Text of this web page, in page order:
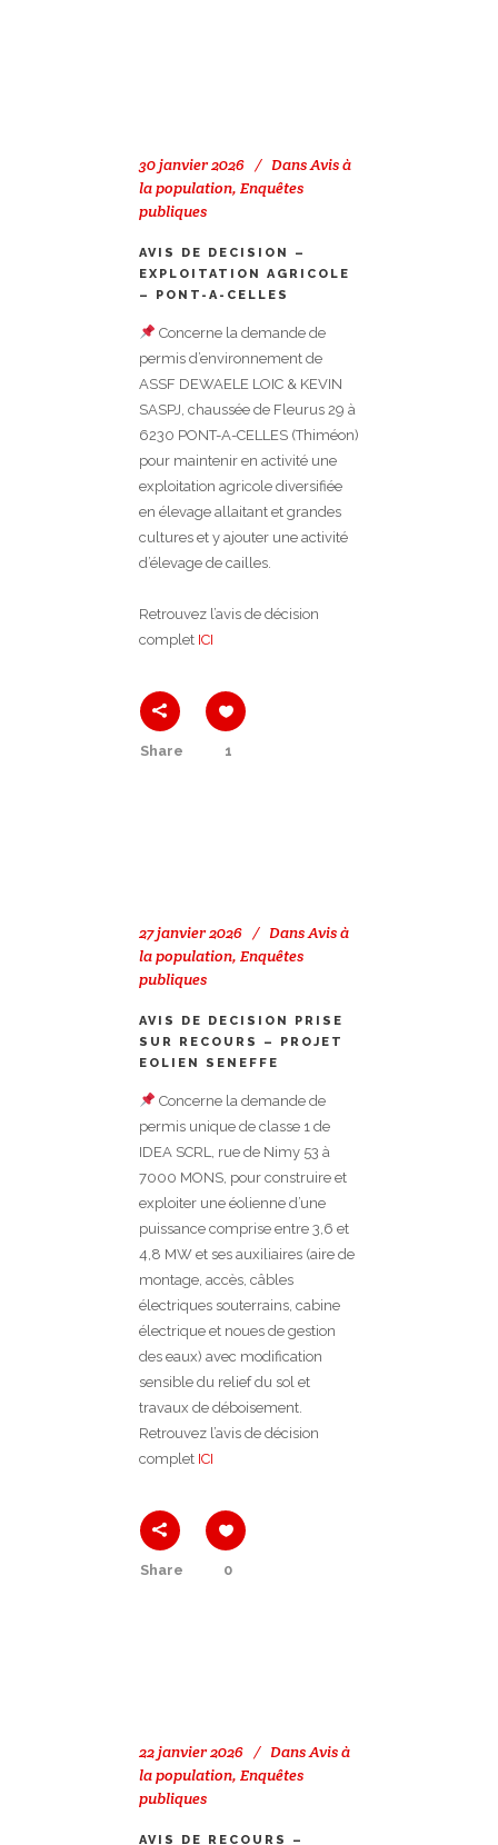
30 janvier 2026 DansAvis à
la population, Enquêtes
publiques
AVIS DE DECISION –
EXPLOITATION AGRICOLE
– PONT-A-CELLES
Concerne la demande de
permis d’environnement de
ASSF DEWAELE LOIC & KEVIN
SASPJ, chaussée de Fleurus 29 à
6230 PONT-A-CELLES (Thiméon)
pour maintenir en activité une
exploitation agricole diversifiée
en élevage allaitant et grandes
cultures et y ajouter une activité
d’élevage de cailles.
Retrouvez l’avis de décision
complet ICI
Share 1
27 janvier 2026 DansAvis à
la population, Enquêtes
publiques
AVIS DE DECISION PRISE
SUR RECOURS – PROJET
EOLIEN SENEFFE
Concerne la demande de
permis unique de classe 1 de
IDEA SCRL, rue de Nimy 53 à
7000 MONS, pour construire et
exploiter une éolienne d’une
puissance comprise entre 3,6 et
4,8 MW et ses auxiliaires (aire de
montage, accès, câbles
électriques souterrains, cabine
électrique et noues de gestion
des eaux) avec modification
sensible du relief du sol et
travaux de déboisement.
Retrouvez l’avis de décision
complet ICI
Share 0
22 janvier 2026 DansAvis à
la population, Enquêtes
publiques
AVIS DE RECOURS –